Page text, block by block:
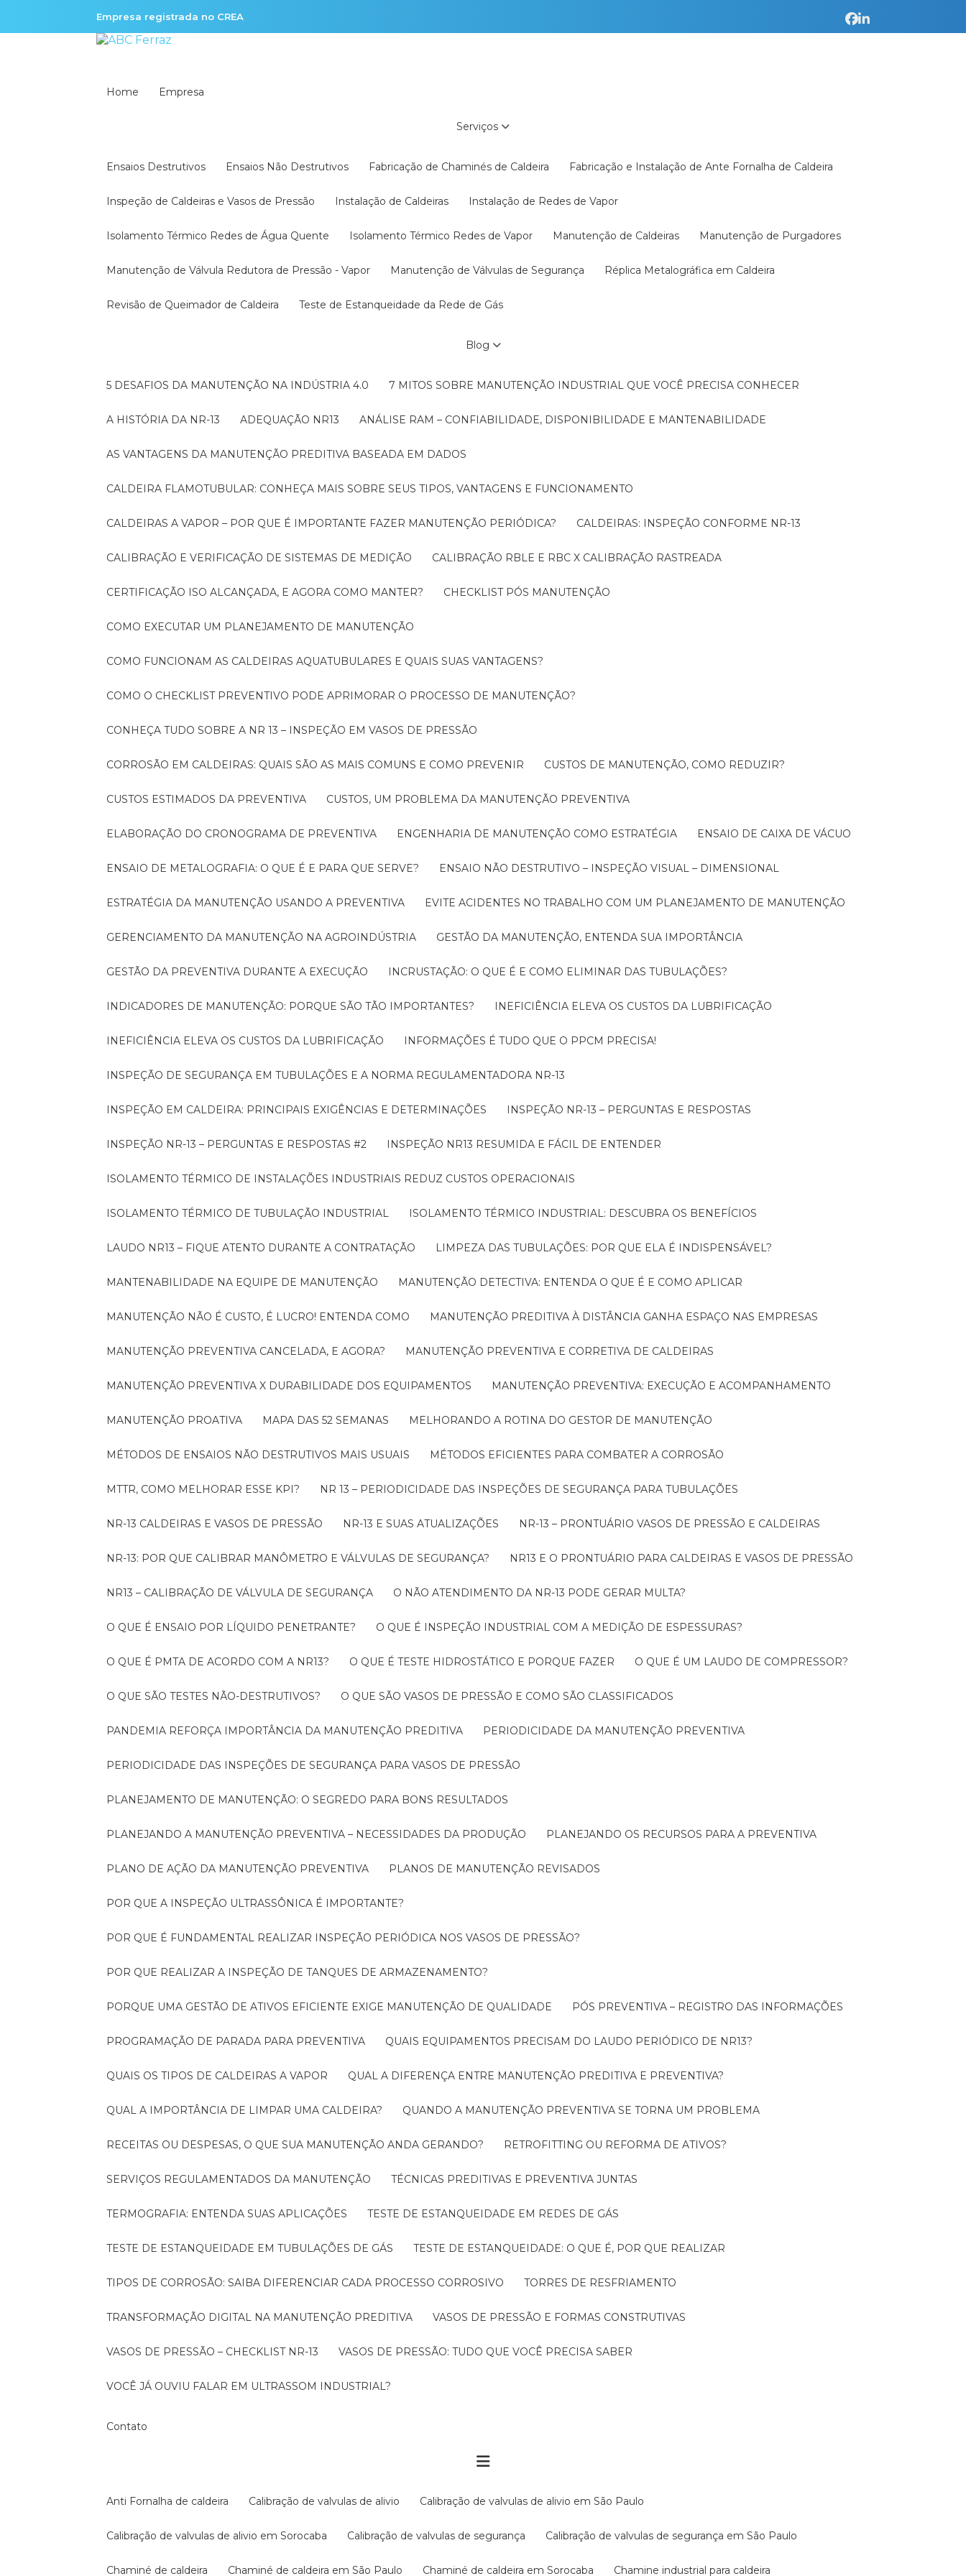
Empresa registrada no CREA
Home Empresa
Serviços
Ensaios Destrutivos Ensaios Não Destrutivos Fabricação de Chaminés de Caldeira Fabricação e Instalação de Ante Fornalha de Caldeira
Inspeção de Caldeiras e Vasos de Pressão Instalação de Caldeiras Instalação de Redes de Vapor
Isolamento Térmico Redes de Água Quente Isolamento Térmico Redes de Vapor Manutenção de Caldeiras Manutenção de Purgadores
Manutenção de Válvula Redutora de Pressão - Vapor Manutenção de Válvulas de Segurança Réplica Metalográfica em Caldeira
Revisão de Queimador de Caldeira Teste de Estanqueidade da Rede de Gás
Blog
5 DESAFIOS DA MANUTENÇÃO NA INDÚSTRIA 4.0 7 MITOS SOBRE MANUTENÇÃO INDUSTRIAL QUE VOCÊ PRECISA CONHECER
A HISTÓRIA DA NR-13 ADEQUAÇÃO NR13 ANÁLISE RAM – CONFIABILIDADE, DISPONIBILIDADE E MANTENABILIDADE
AS VANTAGENS DA MANUTENÇÃO PREDITIVA BASEADA EM DADOS
CALDEIRA FLAMOTUBULAR: CONHEÇA MAIS SOBRE SEUS TIPOS, VANTAGENS E FUNCIONAMENTO
CALDEIRAS A VAPOR – POR QUE É IMPORTANTE FAZER MANUTENÇÃO PERIÓDICA? CALDEIRAS: INSPEÇÃO CONFORME NR-13
CALIBRAÇÃO E VERIFICAÇÃO DE SISTEMAS DE MEDIÇÃO CALIBRAÇÃO RBLE E RBC X CALIBRAÇÃO RASTREADA
CERTIFICAÇÃO ISO ALCANÇADA, E AGORA COMO MANTER? CHECKLIST PÓS MANUTENÇÃO
COMO EXECUTAR UM PLANEJAMENTO DE MANUTENÇÃO
COMO FUNCIONAM AS CALDEIRAS AQUATUBULARES E QUAIS SUAS VANTAGENS?
COMO O CHECKLIST PREVENTIVO PODE APRIMORAR O PROCESSO DE MANUTENÇÃO?
CONHEÇA TUDO SOBRE A NR 13 – INSPEÇÃO EM VASOS DE PRESSÃO
CORROSÃO EM CALDEIRAS: QUAIS SÃO AS MAIS COMUNS E COMO PREVENIR CUSTOS DE MANUTENÇÃO, COMO REDUZIR?
CUSTOS ESTIMADOS DA PREVENTIVA CUSTOS, UM PROBLEMA DA MANUTENÇÃO PREVENTIVA
ELABORAÇÃO DO CRONOGRAMA DE PREVENTIVA ENGENHARIA DE MANUTENÇÃO COMO ESTRATÉGIA ENSAIO DE CAIXA DE VÁCUO
ENSAIO DE METALOGRAFIA: O QUE É E PARA QUE SERVE? ENSAIO NÃO DESTRUTIVO – INSPEÇÃO VISUAL – DIMENSIONAL
ESTRATÉGIA DA MANUTENÇÃO USANDO A PREVENTIVA EVITE ACIDENTES NO TRABALHO COM UM PLANEJAMENTO DE MANUTENÇÃO
GERENCIAMENTO DA MANUTENÇÃO NA AGROINDÚSTRIA GESTÃO DA MANUTENÇÃO, ENTENDA SUA IMPORTÂNCIA
GESTÃO DA PREVENTIVA DURANTE A EXECUÇÃO INCRUSTAÇÃO: O QUE É E COMO ELIMINAR DAS TUBULAÇÕES?
INDICADORES DE MANUTENÇÃO: PORQUE SÃO TÃO IMPORTANTES? INEFICIÊNCIA ELEVA OS CUSTOS DA LUBRIFICAÇÃO
INEFICIÊNCIA ELEVA OS CUSTOS DA LUBRIFICAÇÃO INFORMAÇÕES É TUDO QUE O PPCM PRECISA!
INSPEÇÃO DE SEGURANÇA EM TUBULAÇÕES E A NORMA REGULAMENTADORA NR-13
INSPEÇÃO EM CALDEIRA: PRINCIPAIS EXIGÊNCIAS E DETERMINAÇÕES INSPEÇÃO NR-13 – PERGUNTAS E RESPOSTAS
INSPEÇÃO NR-13 – PERGUNTAS E RESPOSTAS #2 INSPEÇÃO NR13 RESUMIDA E FÁCIL DE ENTENDER
ISOLAMENTO TÉRMICO DE INSTALAÇÕES INDUSTRIAIS REDUZ CUSTOS OPERACIONAIS
ISOLAMENTO TÉRMICO DE TUBULAÇÃO INDUSTRIAL ISOLAMENTO TÉRMICO INDUSTRIAL: DESCUBRA OS BENEFÍCIOS
LAUDO NR13 – FIQUE ATENTO DURANTE A CONTRATAÇÃO LIMPEZA DAS TUBULAÇÕES: POR QUE ELA É INDISPENSÁVEL?
MANTENABILIDADE NA EQUIPE DE MANUTENÇÃO MANUTENÇÃO DETECTIVA: ENTENDA O QUE É E COMO APLICAR
MANUTENÇÃO NÃO É CUSTO, É LUCRO! ENTENDA COMO MANUTENÇÃO PREDITIVA À DISTÂNCIA GANHA ESPAÇO NAS EMPRESAS
MANUTENÇÃO PREVENTIVA CANCELADA, E AGORA? MANUTENÇÃO PREVENTIVA E CORRETIVA DE CALDEIRAS
MANUTENÇÃO PREVENTIVA X DURABILIDADE DOS EQUIPAMENTOS MANUTENÇÃO PREVENTIVA: EXECUÇÃO E ACOMPANHAMENTO
MANUTENÇÃO PROATIVA MAPA DAS 52 SEMANAS MELHORANDO A ROTINA DO GESTOR DE MANUTENÇÃO
MÉTODOS DE ENSAIOS NÃO DESTRUTIVOS MAIS USUAIS MÉTODOS EFICIENTES PARA COMBATER A CORROSÃO
MTTR, COMO MELHORAR ESSE KPI? NR 13 – PERIODICIDADE DAS INSPEÇÕES DE SEGURANÇA PARA TUBULAÇÕES
NR-13 CALDEIRAS E VASOS DE PRESSÃO NR-13 E SUAS ATUALIZAÇÕES NR-13 – PRONTUÁRIO VASOS DE PRESSÃO E CALDEIRAS
NR-13: POR QUE CALIBRAR MANÔMETRO E VÁLVULAS DE SEGURANÇA? NR13 E O PRONTUÁRIO PARA CALDEIRAS E VASOS DE PRESSÃO
NR13 – CALIBRAÇÃO DE VÁLVULA DE SEGURANÇA O NÃO ATENDIMENTO DA NR-13 PODE GERAR MULTA?
O QUE É ENSAIO POR LÍQUIDO PENETRANTE? O QUE É INSPEÇÃO INDUSTRIAL COM A MEDIÇÃO DE ESPESSURAS?
O QUE É PMTA DE ACORDO COM A NR13? O QUE É TESTE HIDROSTÁTICO E PORQUE FAZER O QUE É UM LAUDO DE COMPRESSOR?
O QUE SÃO TESTES NÃO-DESTRUTIVOS? O QUE SÃO VASOS DE PRESSÃO E COMO SÃO CLASSIFICADOS
PANDEMIA REFORÇA IMPORTÂNCIA DA MANUTENÇÃO PREDITIVA PERIODICIDADE DA MANUTENÇÃO PREVENTIVA
PERIODICIDADE DAS INSPEÇÕES DE SEGURANÇA PARA VASOS DE PRESSÃO
PLANEJAMENTO DE MANUTENÇÃO: O SEGREDO PARA BONS RESULTADOS
PLANEJANDO A MANUTENÇÃO PREVENTIVA – NECESSIDADES DA PRODUÇÃO PLANEJANDO OS RECURSOS PARA A PREVENTIVA
PLANO DE AÇÃO DA MANUTENÇÃO PREVENTIVA PLANOS DE MANUTENÇÃO REVISADOS
POR QUE A INSPEÇÃO ULTRASSÔNICA É IMPORTANTE?
POR QUE É FUNDAMENTAL REALIZAR INSPEÇÃO PERIÓDICA NOS VASOS DE PRESSÃO?
POR QUE REALIZAR A INSPEÇÃO DE TANQUES DE ARMAZENAMENTO?
PORQUE UMA GESTÃO DE ATIVOS EFICIENTE EXIGE MANUTENÇÃO DE QUALIDADE PÓS PREVENTIVA – REGISTRO DAS INFORMAÇÕES
PROGRAMAÇÃO DE PARADA PARA PREVENTIVA QUAIS EQUIPAMENTOS PRECISAM DO LAUDO PERIÓDICO DE NR13?
QUAIS OS TIPOS DE CALDEIRAS A VAPOR QUAL A DIFERENÇA ENTRE MANUTENÇÃO PREDITIVA E PREVENTIVA?
QUAL A IMPORTÂNCIA DE LIMPAR UMA CALDEIRA? QUANDO A MANUTENÇÃO PREVENTIVA SE TORNA UM PROBLEMA
RECEITAS OU DESPESAS, O QUE SUA MANUTENÇÃO ANDA GERANDO? RETROFITTING OU REFORMA DE ATIVOS?
SERVIÇOS REGULAMENTADOS DA MANUTENÇÃO TÉCNICAS PREDITIVAS E PREVENTIVA JUNTAS
TERMOGRAFIA: ENTENDA SUAS APLICAÇÕES TESTE DE ESTANQUEIDADE EM REDES DE GÁS
TESTE DE ESTANQUEIDADE EM TUBULAÇÕES DE GÁS TESTE DE ESTANQUEIDADE: O QUE É, POR QUE REALIZAR
TIPOS DE CORROSÃO: SAIBA DIFERENCIAR CADA PROCESSO CORROSIVO TORRES DE RESFRIAMENTO
TRANSFORMAÇÃO DIGITAL NA MANUTENÇÃO PREDITIVA VASOS DE PRESSÃO E FORMAS CONSTRUTIVAS
VASOS DE PRESSÃO – CHECKLIST NR-13 VASOS DE PRESSÃO: TUDO QUE VOCÊ PRECISA SABER
VOCÊ JÁ OUVIU FALAR EM ULTRASSOM INDUSTRIAL?
Contato
Anti Fornalha de caldeira Calibração de valvulas de alivio Calibração de valvulas de alivio em São Paulo
Calibração de valvulas de alivio em Sorocaba Calibração de valvulas de segurança Calibração de valvulas de segurança em São Paulo
Chaminé de caldeira Chaminé de caldeira em São Paulo Chaminé de caldeira em Sorocaba Chamine industrial para caldeira